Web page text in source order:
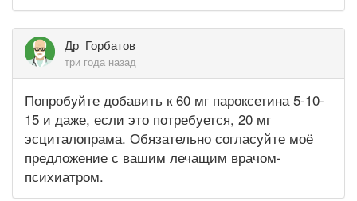
Др_Горбатов
три года назад
Попробуйте добавить к 60 мг пароксетина 5-10-
15 и даже, если это потребуется, 20 мг
эсциталопрама. Обязательно согласуйте моё
предложение с вашим лечащим врачом-
психиатром.